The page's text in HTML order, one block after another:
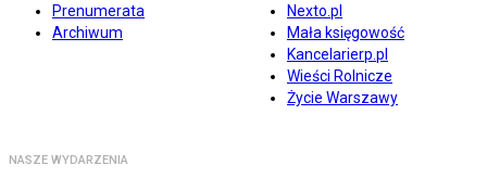
Prenumerata
Archiwum
Nexto.pl
Mała księgowość
Kancelarierp.pl
Wieści Rolnicze
Życie Warszawy
NASZE WYDARZENIA